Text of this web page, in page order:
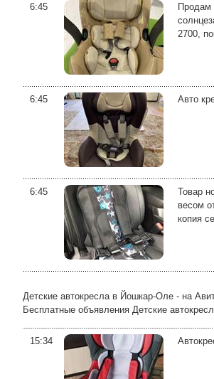
6:45
Продам
2700,
6:45 Авто
6:45
Товар
весом
копия
Детские автокресла в Йошкар-Оле - на
Бесплатные объявления Детские
15:34